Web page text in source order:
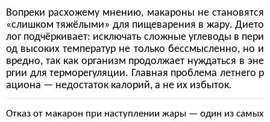
Вопреки расхожему мнению, макароны не становятся
«слишком тяжёлыми» для пищеварения в жару. Дието
лог подчёркивает: исключать сложные углеводы в пери
од высоких температур не только бессмысленно, но и
вредно, так как организм продолжает нуждаться в эне
ргии для терморегуляции. Главная проблема летнего р
ациона — недостаток калорий, а не их избыток.
Отказ от макарон при наступлении жары — один из самых